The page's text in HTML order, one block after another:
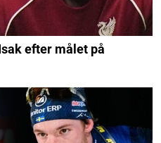
efter målet på